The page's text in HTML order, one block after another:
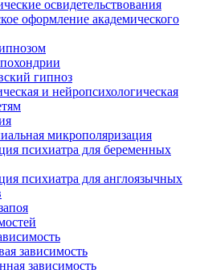
освидетельствования
оформление академического
гипноз
и нейропсихологическая
микрополяризация
психиатра для беременных
психиатра для англоязычных
зависимость
зависимость